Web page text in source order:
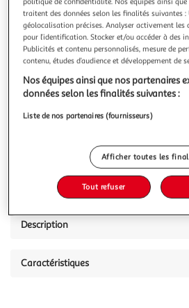
10 éponges magiques À mouiller à
tâches sans détergent Nettoyage
Poids : 0,001 kg Couleur : Blanc
En savoir +
Vendu par Paris Prix
Livr. ou retrait dès 3/4 jours
A partir de 7,99€
Plus d'options
Description
Caractéristiques
traitent des données selon les finalités suivantes :
géolocalisation précises. Analyser activement les
pour l’identification. Stocker et/ou accéder à des
Publicités et contenu personnalisés, mesure de
contenu, études d’audience et développement de
Nos équipes ainsi que nos partenaires
données selon les finalités suivantes :
Liste de nos partenaires (fournisseurs)
Afficher toutes les
Tout refuser